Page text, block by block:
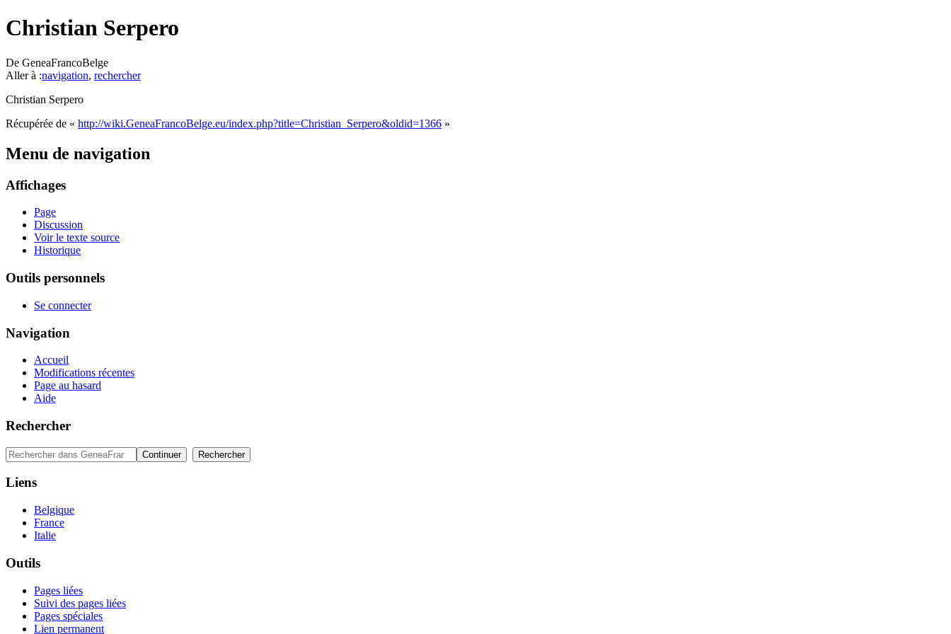
Christian Serpero
De GeneaFrancoBelge
Aller à :navigation, rechercher
Christian Serpero
Récupérée de « http://wiki.GeneaFrancoBelge.eu/index.php?title=Christian_Serpero&oldid=1366 »
Menu de navigation
Affichages
Page
Discussion
Voir le texte source
Historique
Outils personnels
Se connecter
Navigation
Accueil
Modifications récentes
Page au hasard
Aide
Rechercher
Liens
Belgique
France
Italie
Outils
Pages liées
Suivi des pages liées
Pages spéciales
Lien permanent